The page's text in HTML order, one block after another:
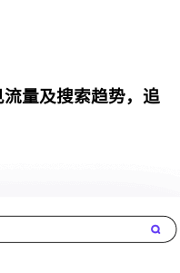
量及搜索趋势，追